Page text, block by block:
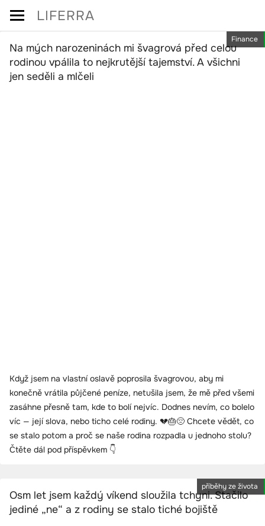
Skip
content
LIFERRA
Finance
Na mých narozeninách mi švagrová před celou
rodinou vpálila to nejkrutější tajemství. A všichni
jen seděli a mlčeli
Když jsem na vlastní oslavě poprosila švagrovou, aby mi
konečně vrátila půjčené peníze, netušila jsem, že mě před všemi
zasáhne přesně tam, kde to bolí nejvíc. Dodnes nevím, co bolelo
víc — její slova, nebo ticho celé rodiny. 💔🎂😔 Chcete vědět, co
se stalo potom a proč se naše rodina rozpadla u jednoho stolu?
Čtěte dál pod příspěvkem 👇
příběhy ze života
Osm let jsem každý víkend sloužila tchyni. Stačilo
jediné „ne“ a z rodiny se stalo tiché bojiště